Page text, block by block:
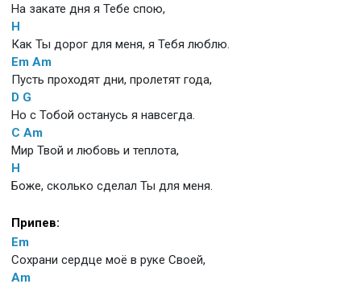
На закате дня я Тебе спою,
H
Как Ты дорог для меня, я Тебя люблю.
Em Am
Пусть проходят дни, пролетят года,
D G
Но с Тобой останусь я навсегда.
C Am
Мир Твой и любовь и теплота,
H
Боже, сколько сделал Ты для меня.
Припев:
Em
Сохрани сердце моё в руке Своей,
Am